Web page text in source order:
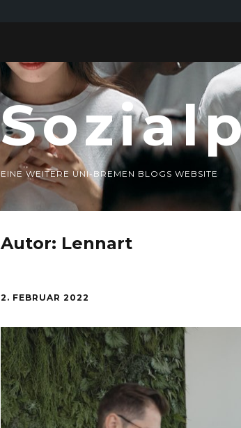
EINE WEITERE UNI-BREMEN BLOGS WEBSITE
Autor: Lennart
2. FEBRUAR 2022